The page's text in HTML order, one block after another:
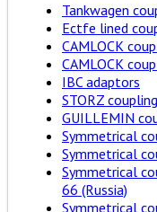
Tankwagen
Ectfe lined
CAMLOCK
CAMLOCK
IBC adaptors
STORZ
GUILLEMIN
Symmetrical
Symmetrical
Symmetrical
66 (Russia)
Symmetrical